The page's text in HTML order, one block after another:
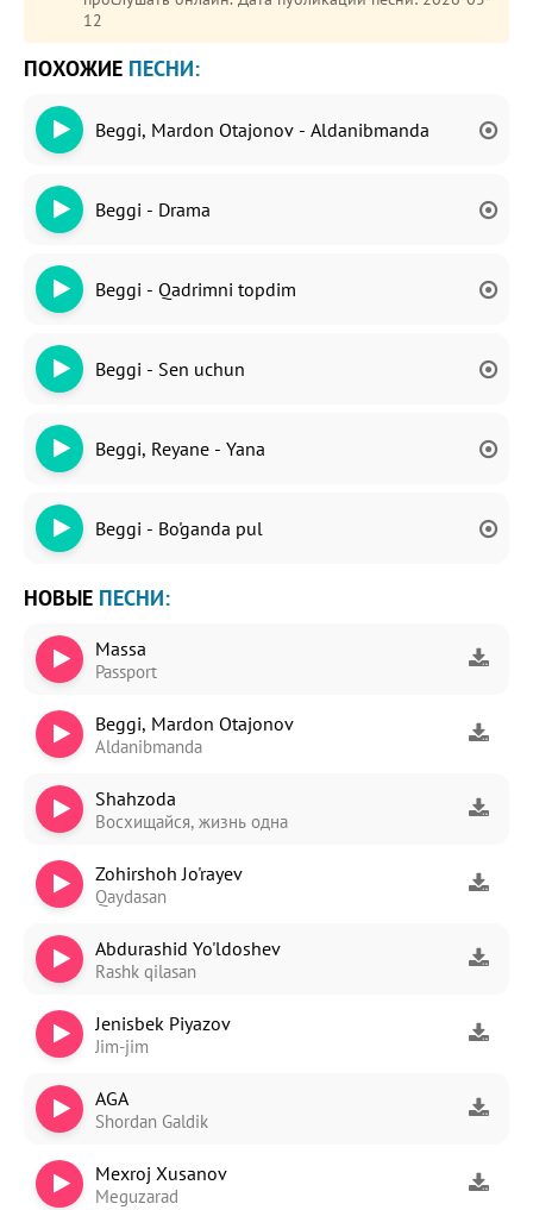
12
ПОХОЖИЕ ПЕСНИ:
Beggi, Mardon Otajonov - Aldanibmanda
Beggi - Drama
Beggi - Qadrimni topdim
Beggi - Sen uchun
Beggi, Reyane - Yana
Beggi - Bo'ganda pul
НОВЫЕ ПЕСНИ:
Massa
Passport
Beggi, Mardon Otajonov
Aldanibmanda
Shahzoda
Восхищайся, жизнь одна
Zohirshoh Jo'rayev
Qaydasan
Abdurashid Yo'ldoshev
Rashk qilasan
Jenisbek Piyazov
Jim-jim
AGA
Shordan Galdik
Mexroj Xusanov
Meguzarad